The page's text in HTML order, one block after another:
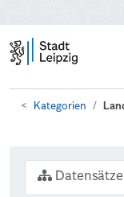
Kategorien
Datensätze